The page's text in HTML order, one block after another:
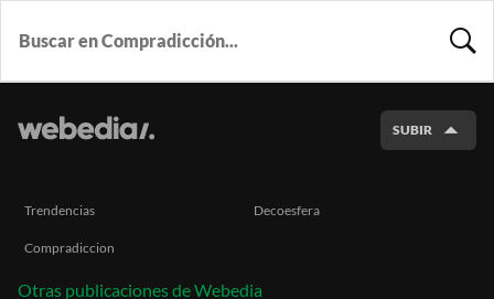
SUBIR
Trendencias Decoesfera
Compradiccion
Otras publicaciones de Webedia